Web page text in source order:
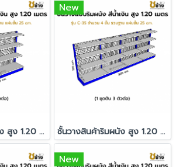
ชั้นวางสินค้าริมผนัง สูง 1.20 ม. รุ่น C-35 1 ชุดต้น 1 ตัวต่อ
New
ชั้นวางสินค้าริมผนัง สูง 1.20 ม. รุ่น C-35 1 ชุดต้น 3 ตัวต่อ
New